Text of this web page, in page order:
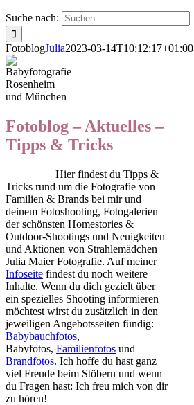
Suche nach:
FotoblogJulia2023-03-14T10:12:17+01:00
Fotoblog – Aktuelles –
Tipps & Tricks
Hier findest du Tipps &
Tricks rund um die Fotografie von
Familien & Brands bei mir und
deinem Fotoshooting, Fotogalerien
der schönsten Homestories &
Outdoor-Shootings und Neuigkeiten
und Aktionen von Strahlemädchen
Julia Maier Fotografie. Auf meiner
Infoseite findest du noch weitere
Inhalte. Wenn du dich gezielt über
ein spezielles Shooting informieren
möchtest wirst du zusätzlich in den
jeweiligen Angebotsseiten fündig:
Babybauchfotos,
Babyfotos, Familienfotos und
Brandfotos. Ich hoffe du hast ganz
viel Freude beim Stöbern und wenn
du Fragen hast: Ich freu mich von dir
zu hören!